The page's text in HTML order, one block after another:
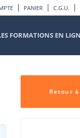
PANIER C.G.U.
FORMATIONS EN
Retour